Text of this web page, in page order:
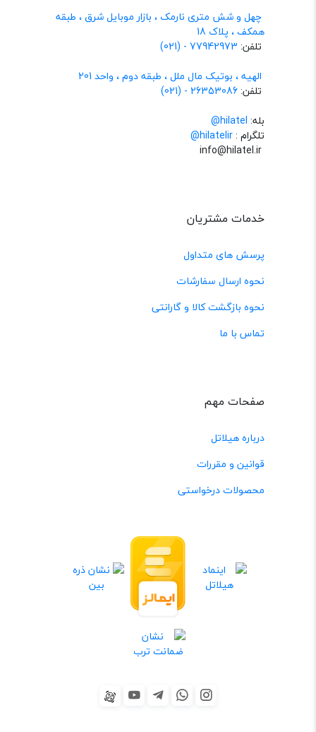
چهل و شش متری نارمک ، بازار موبایل شرق ، طبقه
همکف ، پلاک 18
تلفن: 77942973 - (021)
الهیه ، بوتیک مال ملل ، طبقه دوم ، واحد 201
تلفن:26353086 - (021)
بله: hilatel@
تلگرام :@hilatelir
خدمات مشتریان
پرسش های متداول
نحوه ارسال سفارشات
نحوه بازگشت کالا و گارانتی
تماس با ما
صفحات مهم
درباره هیلاتل
قوانین و مقررات
محصولات درخواستی